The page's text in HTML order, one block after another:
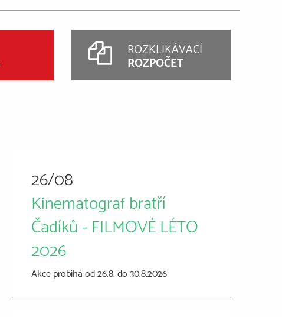
ROZKLIKÁVACÍ
ROZPOČET
26/08
Kinematograf bratří
Čadíků - FILMOVÉ LÉTO
2026
Akce probíhá od 26.8. do 30.8.2026